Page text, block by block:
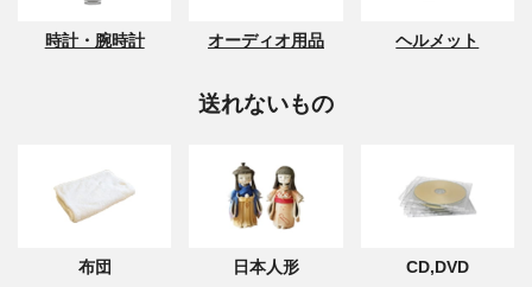
時計・腕時計 オーディオ用品 ヘルメット
送れないもの
布団 日本人形 CD,DVD